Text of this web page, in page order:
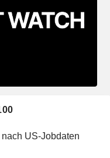
US-Jobdaten